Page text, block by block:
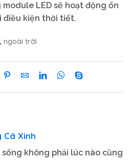
module LED sẽ hoạt động ổn
điều kiện thời tiết.
, ngoài trời
Cá Xinh
sống không phải lúc nào cũng